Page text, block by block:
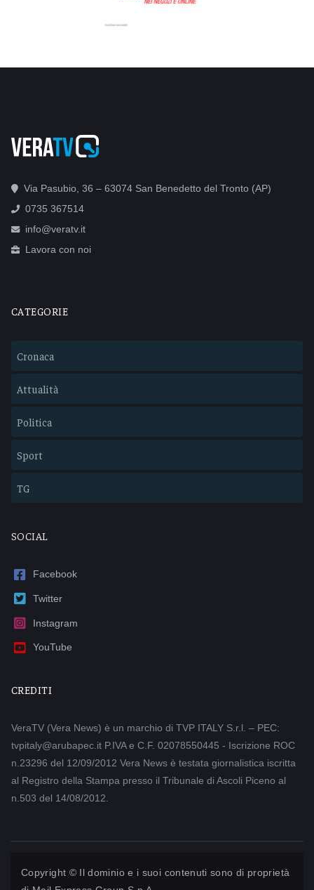
Via Pasubio, 36 – 63074 San Benedetto del Tronto (AP)
0735 367514
info@veratv.it
Lavora con noi
CATEGORIE
Cronaca
Attualità
Politica
Sport
TG
SOCIAL
Facebook
Twitter
Instagram
YouTube
CREDITI
VeraTV (Vera News) è un marchio di TVP ITALY S.r.l. – PEC:
tvpitaly@arubapec.it P.IVA e C.F. 02078550445 - Iscrizione ROC
n.23296 del 12/09/2012 Vera News è testata giornalistica iscritta
al Registro della Stampa presso il Tribunale di Ascoli Piceno al
n.503 del 14/08/2012.
Copyright © Il dominio e i suoi contenuti sono di proprietà